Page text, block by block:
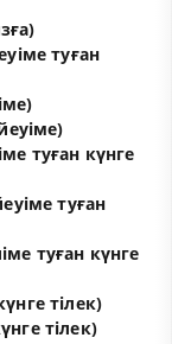
туған
туған күнге
туған
туған күнге
тілек)
тілек)